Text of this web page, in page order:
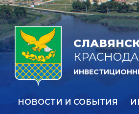
НОВОСТИ И СОБЫТИЯ